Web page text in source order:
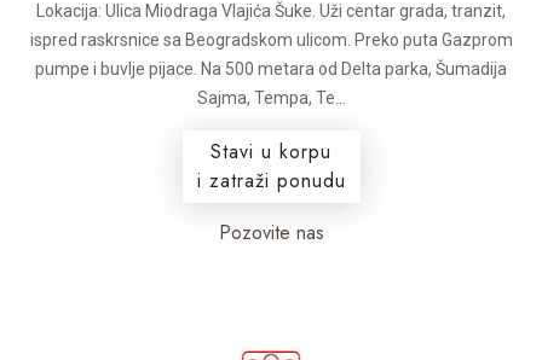
Lokacija: Ulica Miodraga Vlajića Šuke. Uži centar grada, tranzit,
ispred raskrsnice sa Beogradskom ulicom. Preko puta Gazprom
pumpe i buvlje pijace. Na 500 metara od Delta parka, Šumadija
Sajma, Tempa, Te...
Stavi u korpu
i zatraži ponudu
Pozovite nas